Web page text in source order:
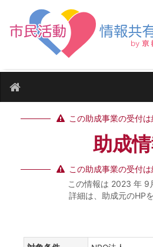
この助成事業の受付
助成
この助成事業の受付
この情報は 2023 年 9
詳細は、助成元のHP